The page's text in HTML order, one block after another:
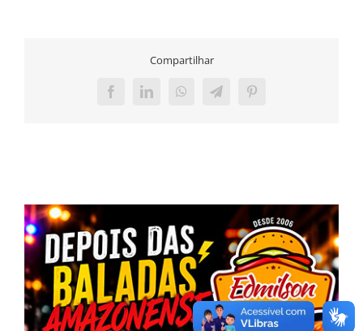
Compartilhar
FacebookLinkedInWhatsAppTelegramPinterest